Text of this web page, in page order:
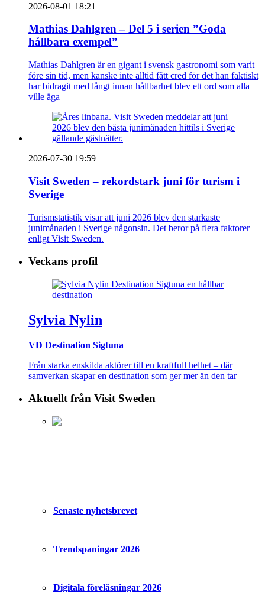
2026-08-01 18:21
Mathias Dahlgren – Del 5 i serien ”Goda
hållbara exempel”
Mathias Dahlgren är en gigant i svensk gastronomi som varit
före sin tid, men kanske inte alltid fått cred för det han faktiskt
har bidragit med långt innan hållbarhet blev ett ord som alla
ville äga
2026-07-30 19:59
Visit Sweden – rekordstark juni för turism i
Sverige
Turismstatistik visar att juni 2026 blev den starkaste
junimånaden i Sverige någonsin. Det beror på flera faktorer
enligt Visit Sweden.
Veckans profil
Sylvia Nylin
VD Destination Sigtuna
Från starka enskilda aktörer till en kraftfull helhet – där
samverkan skapar en destination som ger mer än den tar
Aktuellt från Visit Sweden
Senaste nyhetsbrevet
Trendspaningar 2026
Digitala föreläsningar 2026